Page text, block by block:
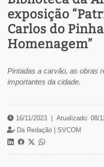
exposição
Carlos do
Homenagem”
Pintadas a carvão, as obras
importantes da cidade.
16/11/2023
Atualizado: 08/
Da Redação | SVCOM